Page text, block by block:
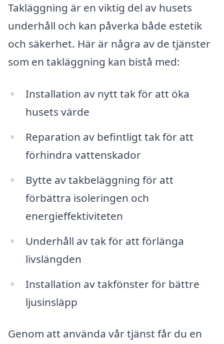
Takläggning är en viktig del av husets
underhåll och kan påverka både estetik
och säkerhet. Här är några av de tjänster
som en takläggning kan bistå med:
Installation av nytt tak för att öka
husets värde
Reparation av befintligt tak för att
förhindra vattenskador
Bytte av takbeläggning för att
förbättra isoleringen och
energieffektiviteten
Underhåll av tak för att förlänga
livslängden
Installation av takfönster för bättre
ljusinsläpp
Genom att använda vår tjänst får du en